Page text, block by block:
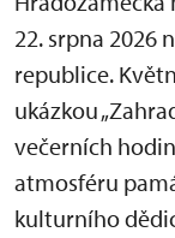
22. srpna 2026
republice.
ukázkou
večerních
atmosféru
kulturního